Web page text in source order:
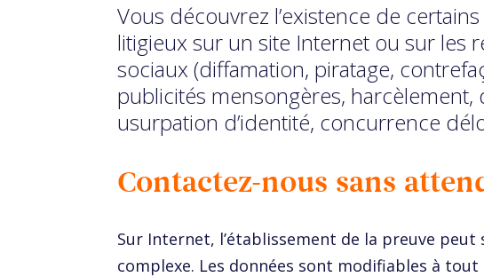
Vous découvrez l’existence de
litigieux sur un site Internet ou sur les
sociaux (diffamation, piratage,
publicités mensongères, harcèlement,
usurpation d’identité, concurrence
Contactez-nous sans
Sur Internet, l’établissement de la preuve peut
complexe. Les données sont modifiables à